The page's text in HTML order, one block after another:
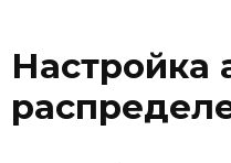
Настройка